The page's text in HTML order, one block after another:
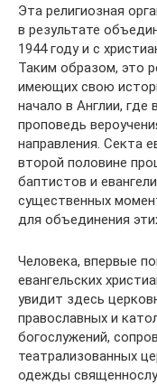
Эта религиозная
в результате
1944 году и с
Таким образом, это
имеющих свою
начало в Англии, где
проповедь
направления. Секта
второй половине
баптистов и
существенных
для объединения
Человека, впервые
евангельских
увидит здесь
православных и
богослужений,
театрализованных
одежды